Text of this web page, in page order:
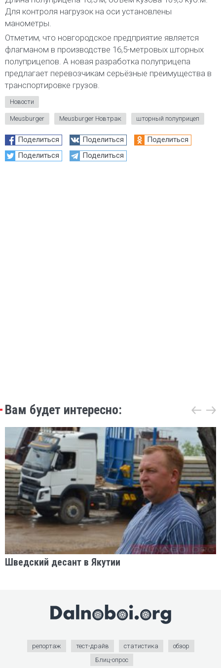
Для контроля нагрузок на оси установлены
манометры.
Отметим, что новгородское предприятие является
флагманом в производстве 16,5-метровых шторных
полуприцепов. А новая разработка полуприцепа
предлагает перевозчикам серьёзные преимущества в
транспортировке грузов.
Новости
Meusburger Meusburger Новтрак шторный полуприцеп
Поделиться Поделиться
Поделиться
Поделиться
Поделиться
Вам будет интересно:
Шведский десант в Якутии
репортаж тест-драйв статистика
обзор
Блиц-опрос